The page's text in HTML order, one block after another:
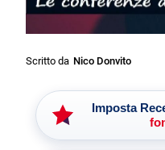
Scritto da Nico Donvito
Imposta